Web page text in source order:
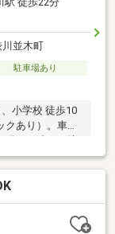
並木町
駐車場あり
小学校 徒歩10
あり）。車で
管は連合菅（近